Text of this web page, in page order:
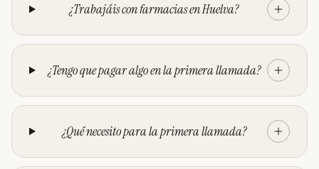
¿Trabajáis con farmacias en Huelva?
¿Tengo que pagar algo en la primera llamada?
¿Qué necesito para la primera llamada?